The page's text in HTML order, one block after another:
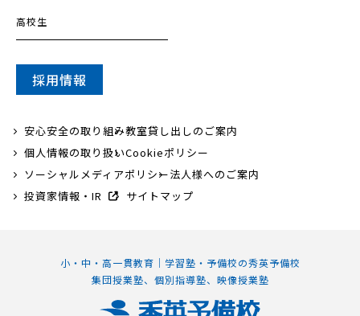
小・中・高一貫教育｜学習塾・予備校の秀英予備校
集団授業塾、個別指導塾、映像授業塾
高校生
採用情報
安心安全の取り組み教室貸し出しのご案内
個人情報の取り扱いCookieポリシー
ソーシャルメディアポリシー法人様へのご案内
投資家情報・IR
サイトマップ